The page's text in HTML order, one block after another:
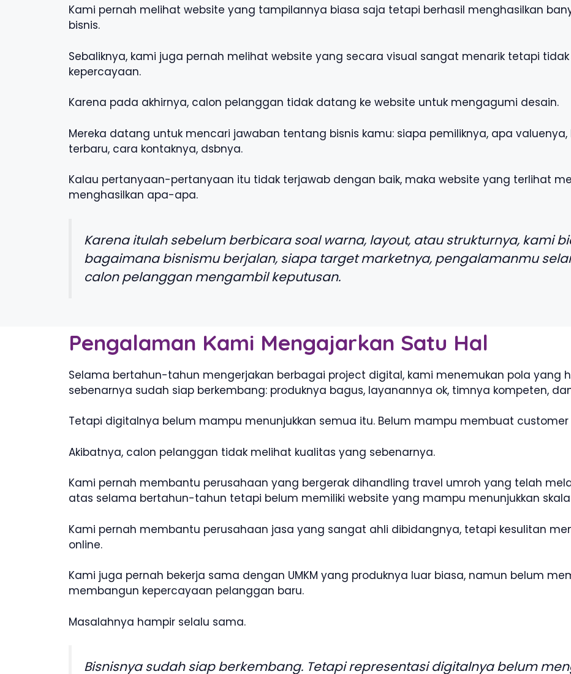
Kami pernah melihat website yang tampilannya biasa saja tetapi berhasil menghasilkan
bisnis.
Sebaliknya, kami juga pernah melihat website yang secara visual sangat menarik tetapi
kepercayaan.
Karena pada akhirnya, calon pelanggan tidak datang ke website untuk mengagumi desain.
Mereka datang untuk mencari jawaban tentang bisnis kamu: siapa pemiliknya, apa
terbaru, cara kontaknya, dsbnya.
Kalau pertanyaan-pertanyaan itu tidak terjawab dengan baik, maka website yang terlihat
menghasilkan apa-apa.
Karena itulah sebelum berbicara soal warna, layout, atau strukturnya, kami
bagaimana bisnismu berjalan, siapa target marketnya, pengalamanmu
calon pelanggan mengambil keputusan.
Pengalaman Kami Mengajarkan Satu Hal
Selama bertahun-tahun mengerjakan berbagai project digital, kami menemukan pola yang
sebenarnya sudah siap berkembang: produknya bagus, layanannya ok, timnya kompeten,
Tetapi digitalnya belum mampu menunjukkan semua itu. Belum mampu membuat customer
Akibatnya, calon pelanggan tidak melihat kualitas yang sebenarnya.
Kami pernah membantu perusahaan yang bergerak dihandling travel umroh yang telah
atas selama bertahun-tahun tetapi belum memiliki website yang mampu menunjukkan
Kami pernah membantu perusahaan jasa yang sangat ahli dibidangnya, tetapi kesulitan
online.
Kami juga pernah bekerja sama dengan UMKM yang produknya luar biasa, namun belum
membangun kepercayaan pelanggan baru.
Masalahnya hampir selalu sama.
Bisnisnya sudah siap berkembang. Tetapi representasi digitalnya belum